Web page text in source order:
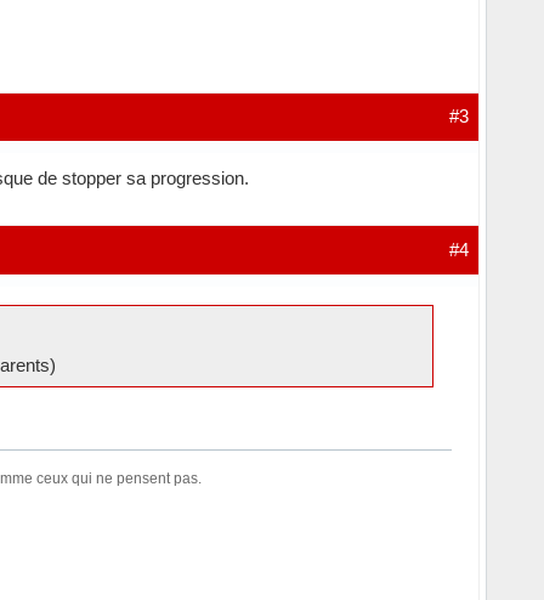
#3
de stopper sa progression.
#4
ceux qui ne pensent pas.